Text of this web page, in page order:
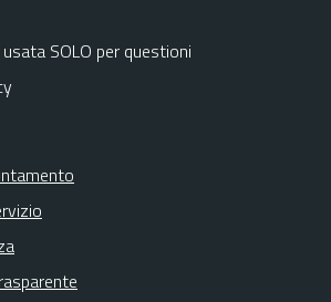
SOLO per questioni